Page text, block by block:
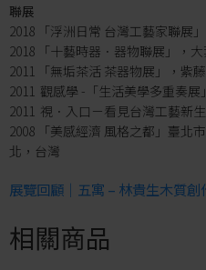
聯展
2018 「浮洲日常 台灣工藝家聯展
2018 「十藝時器．器物聯展」，
2011 「無垢茶活 茶器物展」，紫
2011 觀感學 -「生活美學多重奏展」
2011 視．入口－看見台灣工藝新
2008 「美感經濟 風格之都」臺北
北，台灣
展覽回顧｜五寓 – 林貴生木質創
相關商品